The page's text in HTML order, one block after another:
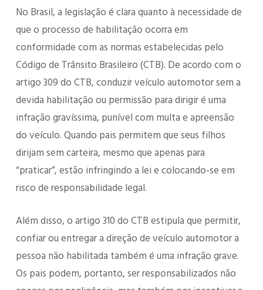
No Brasil, a legislação é clara quanto à necessidade de
que o processo de habilitação ocorra em
conformidade com as normas estabelecidas pelo
Código de Trânsito Brasileiro (CTB). De acordo com o
artigo 309 do CTB, conduzir veículo automotor sem a
devida habilitação ou permissão para dirigir é uma
infração gravíssima, punível com multa e apreensão
do veículo. Quando pais permitem que seus filhos
dirijam sem carteira, mesmo que apenas para
“praticar”, estão infringindo a lei e colocando-se em
risco de responsabilidade legal.
Além disso, o artigo 310 do CTB estipula que permitir,
confiar ou entregar a direção de veículo automotor a
pessoa não habilitada também é uma infração grave.
Os pais podem, portanto, ser responsabilizados não